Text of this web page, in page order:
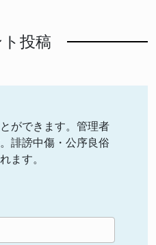
投稿
ができます。管理者
誹謗中傷・公序良俗
ます。